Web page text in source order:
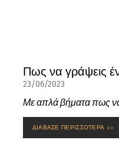
Πως να γράψεις
23/06/2023
Με απλά βήματα πως
ΔΙΑΒΑΣΕ ΠΕΡΙΣΣΟΤΕΡΑ >>